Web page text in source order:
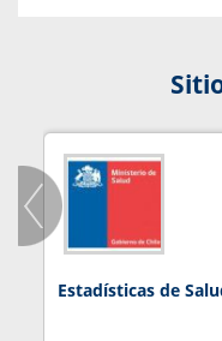
Estadísticas de